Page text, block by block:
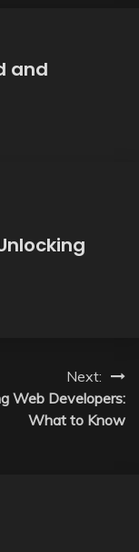
and
Next:
Web Developers:
What to Know